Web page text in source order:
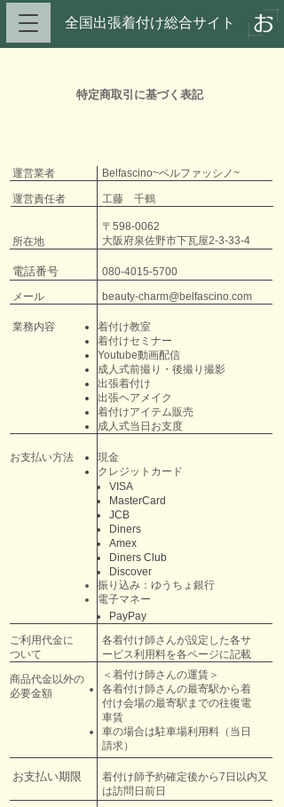
全国出張着付け総合サイト​
特定商取引に基づく表記
着付け師予約確定後から7日以内又
は訪問日前日
お支払い期限
＜着付け師さんの運賃＞
​各着付け師さんの最寄駅から着
付け会場の最寄駅までの往復電
車賃
車の場合は駐車場利用料（当日
請求）
商品代金以外の
必要金額
各着付け師さんが設定した各サ
ービス利用料を各ページに記載
ご利用代金に
ついて
VISA
MasterCard
JCB
Diners
Amex
Diners Club
Discover
現金
クレジットカード
振り込み：ゆうちょ銀行
電子マネー​
PayPay
お支払い方法
着付け教室
着付けセミナー
Youtube動画配信
成人式前撮り・後撮り撮影
出張着付け
出張ヘアメイク
着付けアイテム販売
​成人式当日お支度
業務内容
beauty-charm@belfascino.com
メール
080-4015-5700
電話番号
〒598-0062
大阪府泉佐野市下瓦屋2-3-33-4
所在地
工藤 千鶴
運営責任者
Belfascino~ベルファッシノ~
運営業者